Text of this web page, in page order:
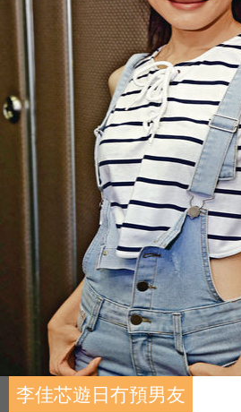
李佳芯遊日冇預男友